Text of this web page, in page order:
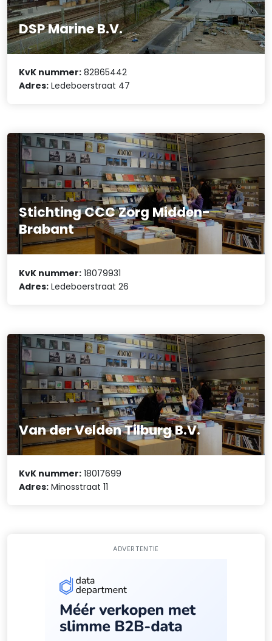
DSP Marine B.V.
KvK nummer: 82865442
Adres: Ledeboerstraat 47
Stichting CCC Zorg Midden-
Brabant
KvK nummer: 18079931
Adres: Ledeboerstraat 26
Van der Velden Tilburg B.V.
KvK nummer: 18017699
Adres: Minosstraat 11
ADVERTENTIE